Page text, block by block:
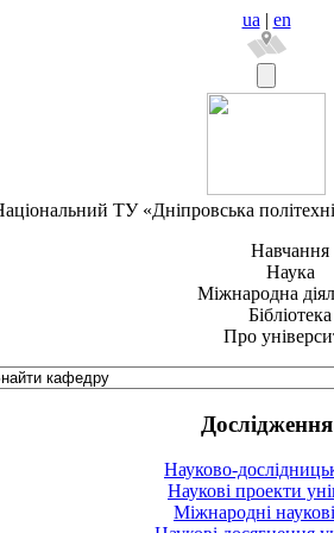
ua | en
ТУ «Дніпровська
Навчання
Наука
Міжнародна
Бібліотека
Про
Дослідження
Науково-
Наукові проекти
Міжнародні